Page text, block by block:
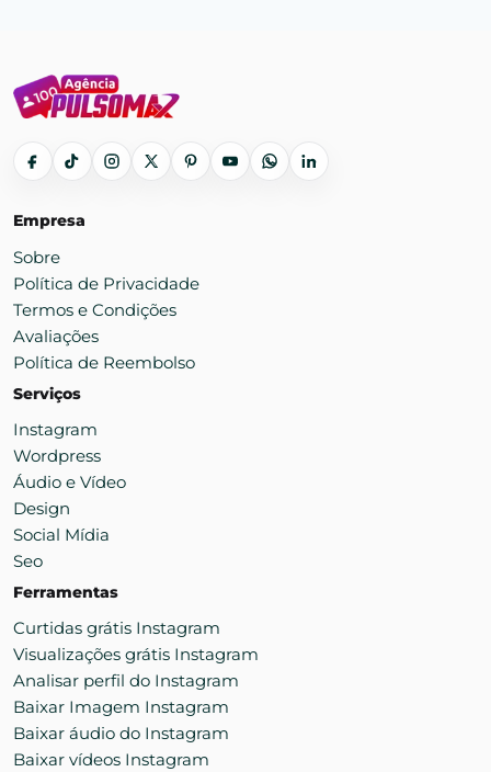
Empresa
Sobre
Política de Privacidade
Termos e Condições
Avaliações
Política de Reembolso
Serviços
Instagram
Wordpress
Áudio e Vídeo
Design
Social Mídia
Seo
Ferramentas
Curtidas grátis Instagram
Visualizações grátis Instagram
Analisar perfil do Instagram
Baixar Imagem Instagram
Baixar áudio do Instagram
Baixar vídeos Instagram